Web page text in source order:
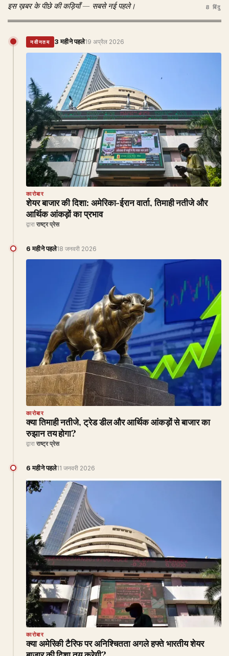
इस ख़बर के पीछे की कड़ियाँ — सबसे नई पहले। 8 बिंदु
नवीनतम 3 महीने पहले19 अप्रैल 2026
कारोबार
शेयर बाजार की दिशा: अमेरिका-ईरान वार्ता, तिमाही नतीजे और
आर्थिक आंकड़ों का प्रभाव
द्वारा राष्ट्र प्रेस
6 महीने पहले18 जनवरी 2026
कारोबार
क्या तिमाही नतीजे, ट्रेड डील और आर्थिक आंकड़ों से बाजार का
रुझान तय होगा?
द्वारा राष्ट्र प्रेस
6 महीने पहले11 जनवरी 2026
कारोबार
क्या अमेरिकी टैरिफ पर अनिश्चितता अगले हफ्ते भारतीय शेयर